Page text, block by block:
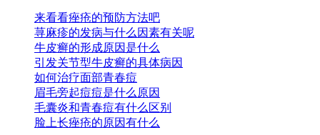
来看看痤疮的预防方法吧
荨麻疹的发病与什么因素有关呢
牛皮癣的形成原因是什么
引发关节型牛皮癣的具体病因
如何治疗面部青春痘
眉毛旁起痘痘是什么原因
毛囊炎和青春痘有什么区别
脸上长痤疮的原因有什么